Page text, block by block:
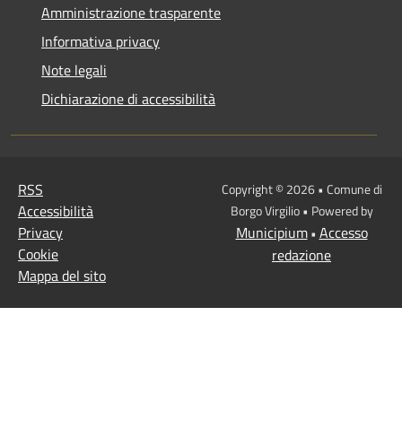
Amministrazione trasparente
Informativa privacy
Note legali
Dichiarazione di accessibilità
RSS
Accessibilità
Privacy
Cookie
Mappa del sito
Copyright © 2026 • Comune di
Borgo Virgilio • Powered by
Municipium• Accesso
redazione